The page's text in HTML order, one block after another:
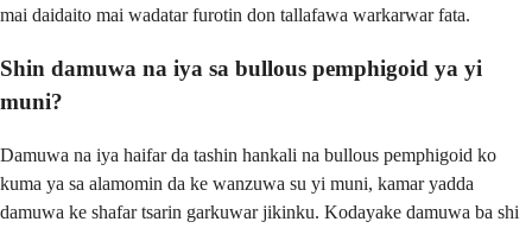
mai daidaito mai wadatar furotin don tallafawa warkarwar fata.
Shin damuwa na iya sa bullous pemphigoid ya yi
muni?
Damuwa na iya haifar da tashin hankali na bullous pemphigoid ko
kuma ya sa alamomin da ke wanzuwa su yi muni, kamar yadda
damuwa ke shafar tsarin garkuwar jikinku. Kodayake damuwa ba shi